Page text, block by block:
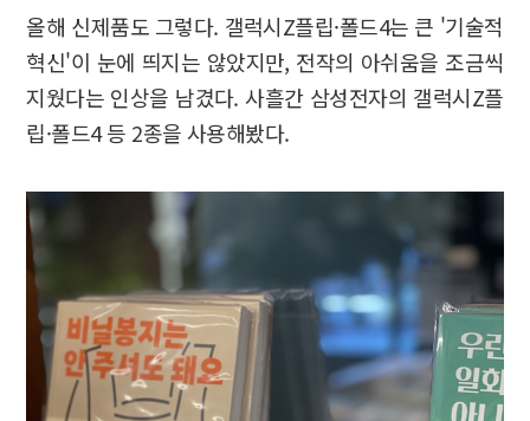
올해 신제품도 그렇다. 갤럭시Z플립·폴드4는 큰 '기술적
혁신'이 눈에 띄지는 않았지만, 전작의 아쉬움을 조금씩
지웠다는 인상을 남겼다. 사흘간 삼성전자의 갤럭시Z플
립·폴드4 등 2종을 사용해봤다.